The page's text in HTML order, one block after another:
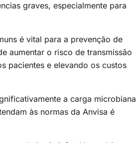
graves, especialmente para
é vital para a prevenção de
aumentar o risco de transmissão
pacientes e elevando os custos
a carga microbiana
às normas da Anvisa é